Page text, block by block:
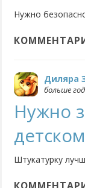
Нужно
Диляра
больше
Нужно
Штукатурку